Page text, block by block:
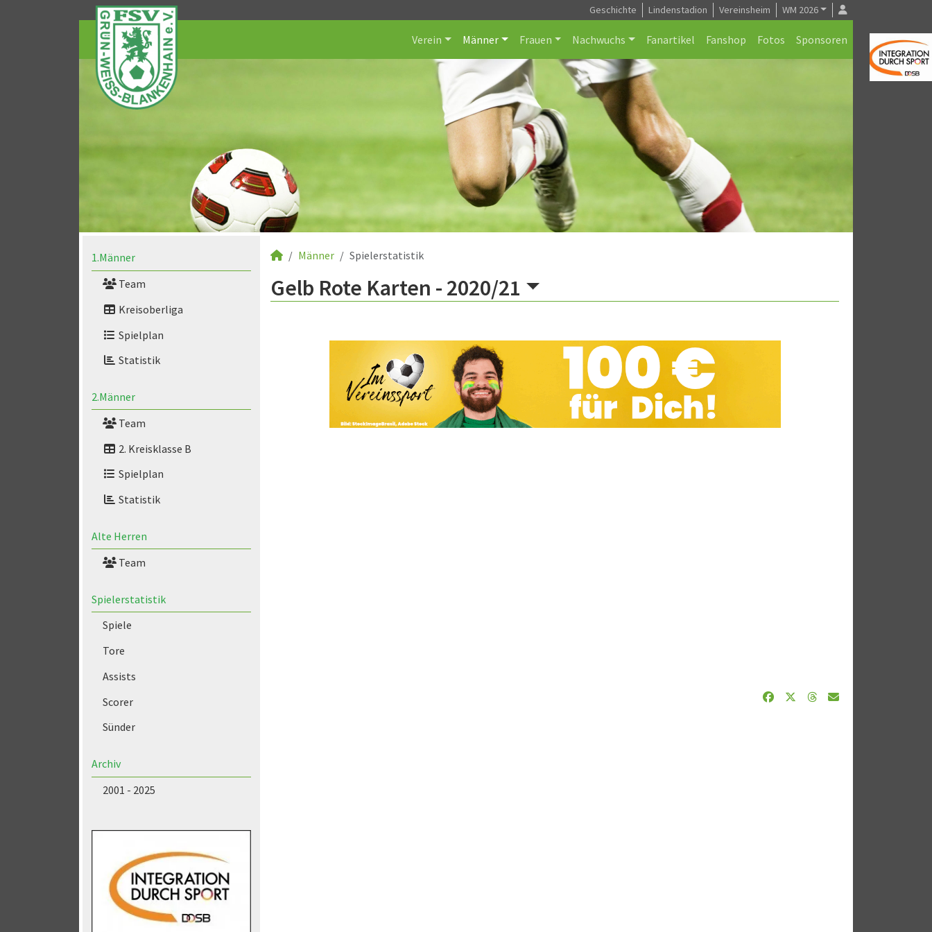
Geschichte Lindenstadion Vereinsheim WM 2026
Verein Männer Frauen Nachwuchs Fanartikel Fanshop Fotos Sponsoren
1.Männer
Team
Kreisoberliga
Spielplan
Statistik
2.Männer
Team
2. Kreisklasse B
Spielplan
Statistik
Alte Herren
Team
Spielerstatistik
Spiele
Tore
Assists
Scorer
Sünder
Archiv
2001 - 2025
Männer Spielerstatistik
Gelb Rote Karten - 2020/21